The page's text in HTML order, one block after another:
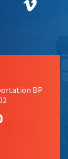
fenêtre
une
Ouvre
,
BP